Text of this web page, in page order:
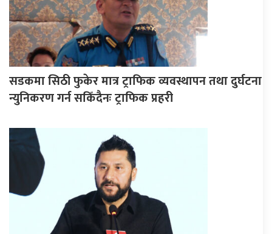
सडकमा सिठी फुकेर मात्र ट्राफिक व्यवस्थापन तथा दुर्घटना
न्युनिकरण गर्न सकिँदैनः ट्राफिक प्रहरी